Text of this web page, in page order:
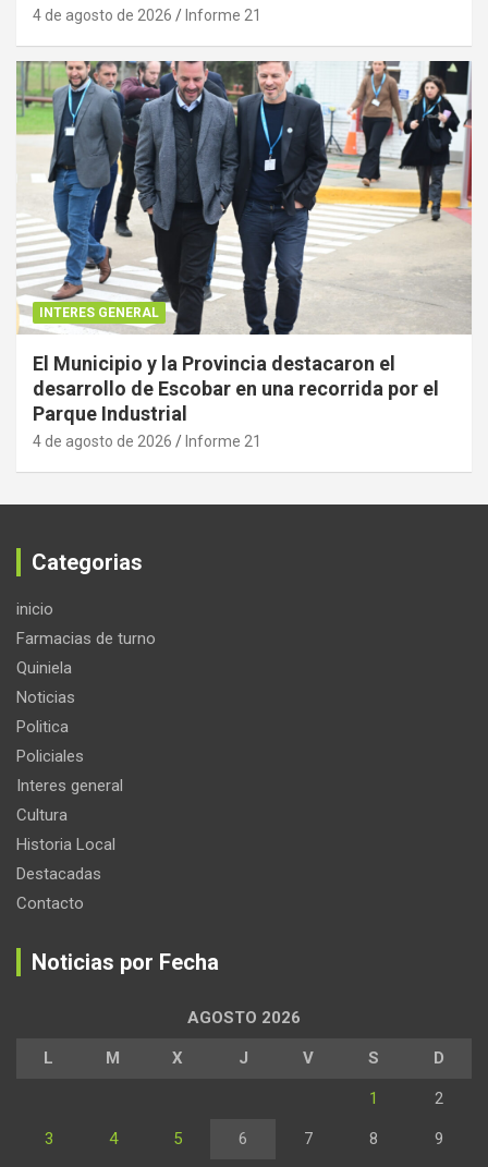
4 de agosto de 2026 Informe 21
INTERES GENERAL
El Municipio y la Provincia destacaron el
desarrollo de Escobar en una recorrida por el
Parque Industrial
4 de agosto de 2026 Informe 21
Categorias
inicio
Farmacias de turno
Quiniela
Noticias
Politica
Policiales
Interes general
Cultura
Historia Local
Destacadas
Contacto
Noticias por Fecha
AGOSTO 2026
L M X J V S D
1 2
3 4 5 6 7 8 9